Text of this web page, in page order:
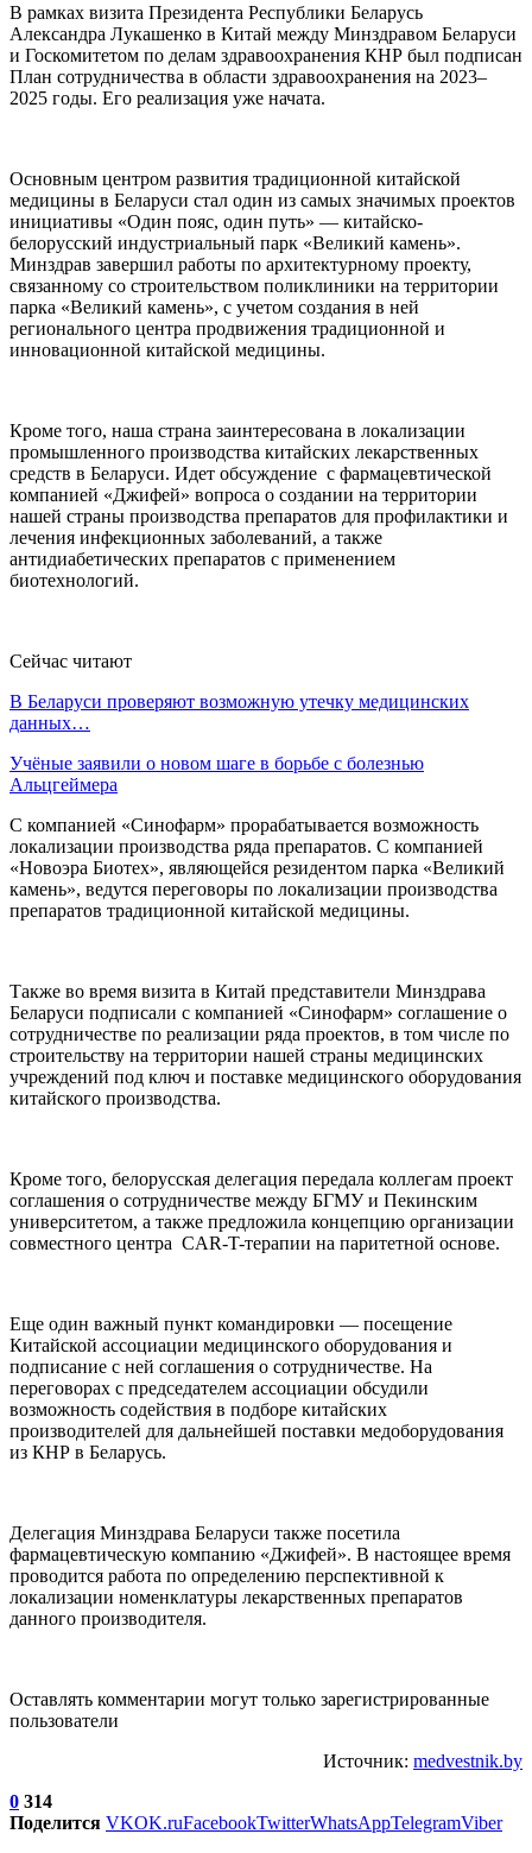
В рамках визита Президента Республики Беларусь
Александра Лукашенко в Китай между Минздравом Беларуси
и Госкомитетом по делам здравоохранения КНР был подписан
План сотрудничества в области здравоохранения на 2023–
2025 годы. Его реализация уже начата.
Основным центром развития традиционной китайской
медицины в Беларуси стал один из самых значимых проектов
инициативы «Один пояс, один путь» — китайско-
белорусский индустриальный парк «Великий камень».
Минздрав завершил работы по архитектурному проекту,
связанному со строительством поликлиники на территории
парка «Великий камень», с учетом создания в ней
регионального центра продвижения традиционной и
инновационной китайской медицины.
Кроме того, наша страна заинтересована в локализации
промышленного производства китайских лекарственных
средств в Беларуси. Идет обсуждение с фармацевтической
компанией «Джифей» вопроса о создании на территории
нашей страны производства препаратов для профилактики и
лечения инфекционных заболеваний, а также
антидиабетических препаратов с применением
биотехнологий.
Сейчас читают
В Беларуси проверяют возможную утечку медицинских
данных…
Учёные заявили о новом шаге в борьбе с болезнью
Альцгеймера
С компанией «Синофарм» прорабатывается возможность
локализации производства ряда препаратов. С компанией
«Новоэра Биотех», являющейся резидентом парка «Великий
камень», ведутся переговоры по локализации производства
препаратов традиционной китайской медицины.
Также во время визита в Китай представители Минздрава
Беларуси подписали с компанией «Синофарм» соглашение о
сотрудничестве по реализации ряда проектов, в том числе по
строительству на территории нашей страны медицинских
учреждений под ключ и поставке медицинского оборудования
китайского производства.
Кроме того, белорусская делегация передала коллегам проект
соглашения о сотрудничестве между БГМУ и Пекинским
университетом, а также предложила концепцию организации
совместного центра CAR-T-терапии на паритетной основе.
Еще один важный пункт командировки — посещение
Китайской ассоциации медицинского оборудования и
подписание с ней соглашения о сотрудничестве. На
переговорах с председателем ассоциации обсудили
возможность содействия в подборе китайских
производителей для дальнейшей поставки медоборудования
из КНР в Беларусь.
Делегация Минздрава Беларуси также посетила
фармацевтическую компанию «Джифей». В настоящее время
проводится работа по определению перспективной к
локализации номенклатуры лекарственных препаратов
данного производителя.
Оставлять комментарии могут только зарегистрированные
пользователи
Источник: medvestnik.by
0 314
Поделится VKOK.ruFacebookTwitterWhatsAppTelegramViber